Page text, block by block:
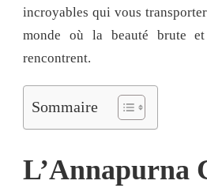
incroyables qui vous
monde où la beauté brute
rencontrent.
Sommaire
L’Annapurna